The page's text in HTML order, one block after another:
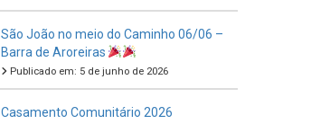
São João no meio do Caminho 06/06 –
Barra de Aroreiras
Publicado em: 5 de junho de 2026
Casamento Comunitário 2026